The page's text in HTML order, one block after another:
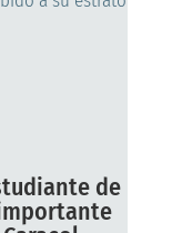
de